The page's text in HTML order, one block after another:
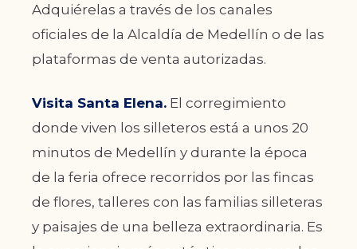
Adquiérelas a través de los canales
oficiales de la Alcaldía de Medellín o de las
plataformas de venta autorizadas.
Visita Santa Elena. El corregimiento
donde viven los silleteros está a unos 20
minutos de Medellín y durante la época
de la feria ofrece recorridos por las fincas
de flores, talleres con las familias silleteras
y paisajes de una belleza extraordinaria. Es